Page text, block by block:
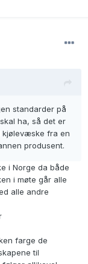
standarder på
ha, så det er
kjølevæske fra en
produsent.
i Norge da både
i møte går alle
alle andre
farge de
til